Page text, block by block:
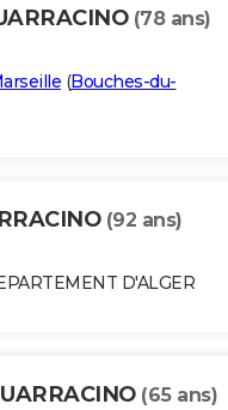
(78 ans)
(Bouches-du-
(92 ans)
D'ALGER
(65 ans)